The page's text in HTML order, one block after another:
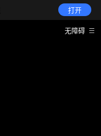
打开
无障碍